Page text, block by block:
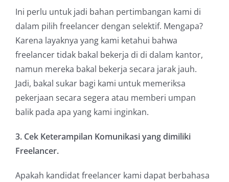
Ini perlu untuk jadi bahan pertimbangan kami di
dalam pilih freelancer dengan selektif. Mengapa?
Karena layaknya yang kami ketahui bahwa
freelancer tidak bakal bekerja di di dalam kantor,
namun mereka bakal bekerja secara jarak jauh.
Jadi, bakal sukar bagi kami untuk memeriksa
pekerjaan secara segera atau memberi umpan
balik pada apa yang kami inginkan.
3. Cek Keterampilan Komunikasi yang dimiliki
Freelancer.
Apakah kandidat freelancer kami dapat berbahasa